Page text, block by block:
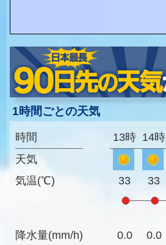
1時間ごとの天気
時間
天気
気温(℃)
降水量(mm/h)
13時 14時
33 33
0.0 0.0